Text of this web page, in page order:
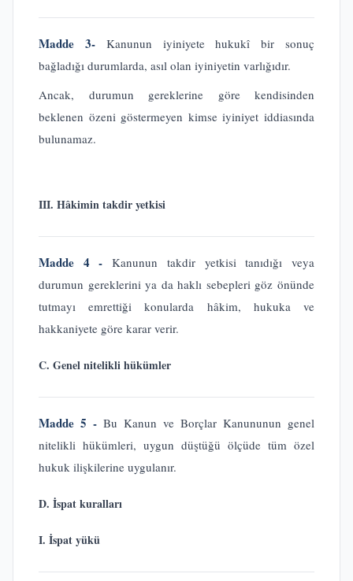
Madde 3-Kanunun iyiniyete hukukî bir sonuç
bağladığı durumlarda, asıl olan iyiniyetin varlığıdır.
Ancak, durumun gereklerine göre kendisinden
beklenen özeni göstermeyen kimse iyiniyet iddiasında
bulunamaz.
III. Hâkimin takdir yetkisi
Madde 4 - Kanunun takdir yetkisi tanıdığı veya
durumun gereklerini ya da haklı sebepleri göz önünde
tutmayı emrettiği konularda hâkim, hukuka ve
hakkaniyete göre karar verir.
C. Genel nitelikli hükümler
Madde 5 - Bu Kanun ve Borçlar Kanununun genel
nitelikli hükümleri, uygun düştüğü ölçüde tüm özel
hukuk ilişkilerine uygulanır.
D. İspat kuralları
I. İspat yükü